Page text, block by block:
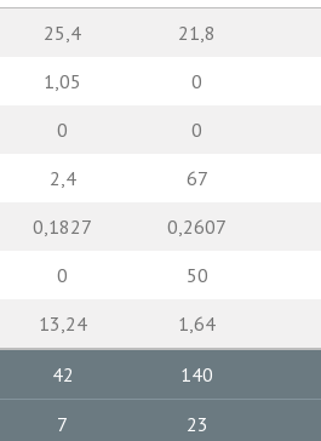
25,4 21,8
1,05 0
0 0
2,4 67
0,1827 0,2607
0 50
13,24 1,64
42 140
7 23